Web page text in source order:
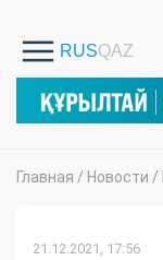
Главная / Новости /
21.12.2021, 17:56